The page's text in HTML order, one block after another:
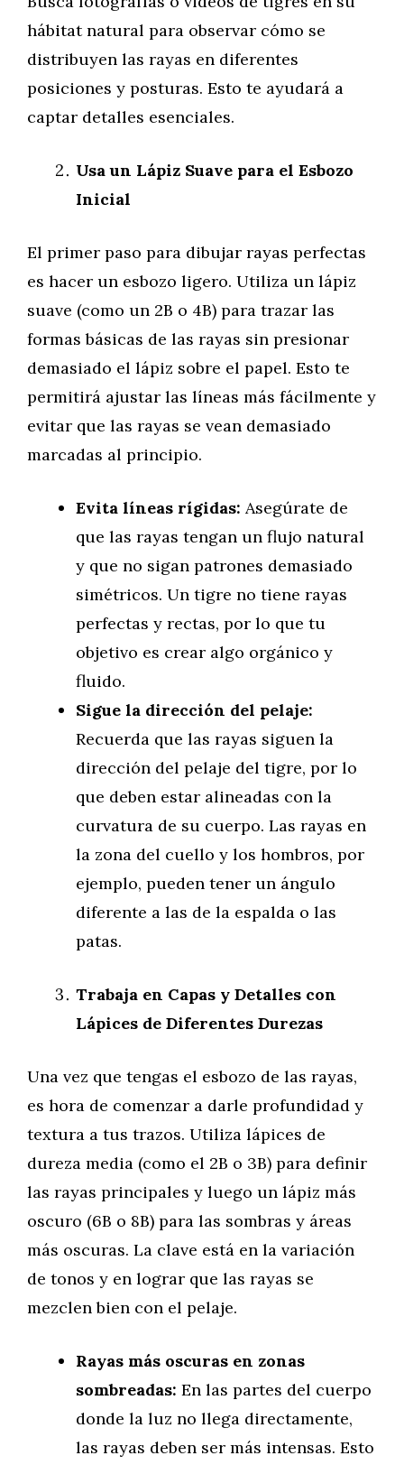
hábitat natural para observar cómo se
distribuyen las rayas en diferentes
posiciones y posturas. Esto te ayudará a
captar detalles esenciales.
Usa un Lápiz Suave para el Esbozo
Inicial
El primer paso para dibujar rayas perfectas
es hacer un esbozo ligero. Utiliza un lápiz
suave (como un 2B o 4B) para trazar las
formas básicas de las rayas sin presionar
demasiado el lápiz sobre el papel. Esto te
permitirá ajustar las líneas más fácilmente y
evitar que las rayas se vean demasiado
marcadas al principio.
Evita líneas rígidas: Asegúrate de
que las rayas tengan un flujo natural
y que no sigan patrones demasiado
simétricos. Un tigre no tiene rayas
perfectas y rectas, por lo que tu
objetivo es crear algo orgánico y
fluido.
Sigue la dirección del pelaje:
Recuerda que las rayas siguen la
dirección del pelaje del tigre, por lo
que deben estar alineadas con la
curvatura de su cuerpo. Las rayas en
la zona del cuello y los hombros, por
ejemplo, pueden tener un ángulo
diferente a las de la espalda o las
patas.
Trabaja en Capas y Detalles con
Lápices de Diferentes Durezas
Una vez que tengas el esbozo de las rayas,
es hora de comenzar a darle profundidad y
textura a tus trazos. Utiliza lápices de
dureza media (como el 2B o 3B) para definir
las rayas principales y luego un lápiz más
oscuro (6B o 8B) para las sombras y áreas
más oscuras. La clave está en la variación
de tonos y en lograr que las rayas se
mezclen bien con el pelaje.
Rayas más oscuras en zonas
sombreadas: En las partes del cuerpo
donde la luz no llega directamente,
las rayas deben ser más intensas. Esto